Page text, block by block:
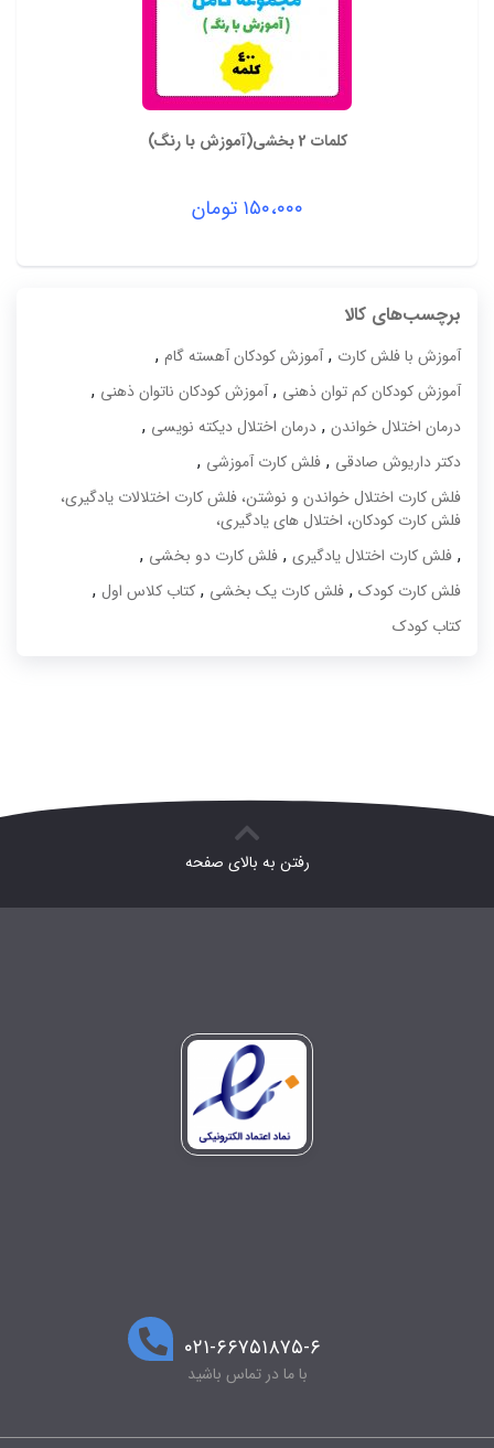
کلمات 2 بخشی(آموزش با رنگ)
۱۵۰،۰۰۰ تومان
برچسب‌های کالا
آموزش با فلش کارت ,آموزش کودکان آهسته گام ,
آموزش کودکان کم توان ذهنی ,آموزش کودکان ناتوان ذهنی ,
درمان اختلال خواندن , درمان اختلال دیکته نویسی ,
دکتر داریوش صادقی , فلش کارت آموزشی ,
فلش کارت اختلال خواندن و نوشتن، فلش کارت اختلالات یادگیری،
فلش کارت کودکان، اختلال های یادگیری،
, فلش کارت اختلال یادگیری , فلش کارت دو بخشی ,
فلش کارت کودک , فلش کارت یک بخشی , کتاب کلاس اول ,
کتاب کودک
رفتن به بالای صفحه
۰۲۱-۶۶۷۵۱۸۷۵-۶
با ما در تماس باشید